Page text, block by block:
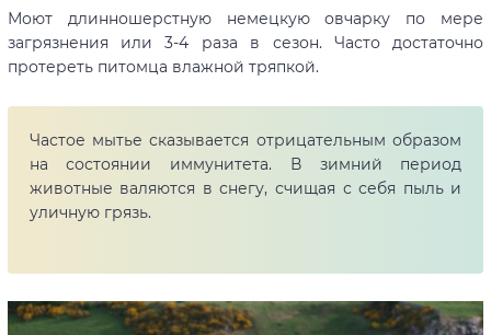
Моют длинношерстную немецкую овчарку по мере
загрязнения или 3-4 раза в сезон. Часто достаточно
протереть питомца влажной тряпкой.
Частое мытье сказывается отрицательным образом
на состоянии иммунитета. В зимний период
животные валяются в снегу, счищая с себя пыль и
уличную грязь.